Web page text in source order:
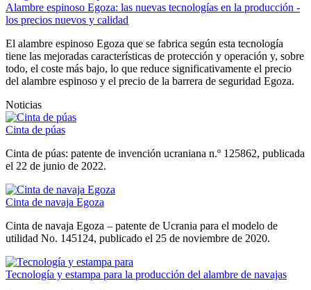
Alambre espinoso Egoza: las nuevas tecnologías en la producción -
los precios nuevos y calidad
El alambre espinoso Egoza que se fabrica según esta tecnología
tiene las mejoradas características de protección y operación y, sobre
todo, el coste más bajo, lo que reduce significativamente el precio
del alambre espinoso y el precio de la barrera de seguridad Egoza.
Noticias
Cinta de púas
Cinta de púas: patente de invención ucraniana n.º 125862, publicada
el 22 de junio de 2022.
Cinta de navaja Egoza
Cinta de navaja Egoza – patente de Ucrania para el modelo de
utilidad No. 145124, publicado el 25 de noviembre de 2020.
Tecnología y estampa para la producción del alambre de navajas